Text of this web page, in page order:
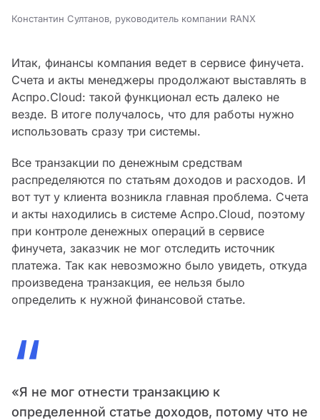
Константин Султанов, руководитель компании RANX
Итак, финансы компания ведет в сервисе финучета.
Счета и акты менеджеры продолжают выставлять в
Аспро.Cloud: такой функционал есть далеко не
везде. В итоге получалось, что для работы нужно
использовать сразу три системы.
Все транзакции по денежным средствам
распределяются по статьям доходов и расходов. И
вот тут у клиента возникла главная проблема. Счета
и акты находились в системе Аспро.Cloud, поэтому
при контроле денежных операций в сервисе
финучета, заказчик не мог отследить источник
платежа. Так как невозможно было увидеть, откуда
произведена транзакция, ее нельзя было
определить к нужной финансовой статье.
“
«Я не мог отнести транзакцию к
определенной статье доходов, потому что не